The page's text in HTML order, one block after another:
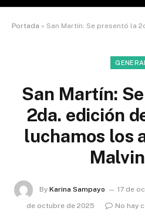
Portada » San Martín: Se presentó la 2da. edición del
GENERAL
San Martín:
2da. edición
luchamos los
By Karina Sampayo 17 de
de octubre de 2025
No hay